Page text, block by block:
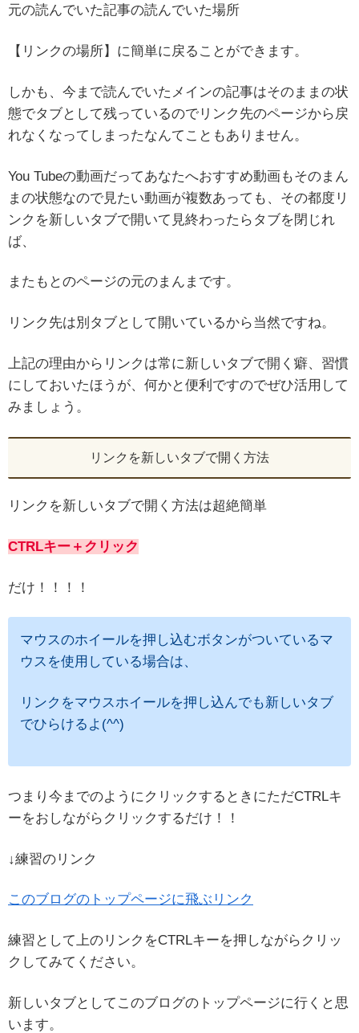
元の読んでいた記事の読んでいた場所
【リンクの場所】に簡単に戻ることができます。
しかも、今まで読んでいたメインの記事はそのままの状
態でタブとして残っているのでリンク先のページから戻
れなくなってしまったなんてこともありません。
You Tubeの動画だってあなたへおすすめ動画もそのまん
まの状態なので見たい動画が複数あっても、その都度リ
ンクを新しいタブで開いて見終わったらタブを閉じれ
ば、
またもとのページの元のまんまです。
リンク先は別タブとして開いているから当然ですね。
上記の理由からリンクは常に新しいタブで開く癖、習慣
にしておいたほうが、何かと便利ですのでぜひ活用して
みましょう。
リンクを新しいタブで開く方法
リンクを新しいタブで開く方法は超絶簡単
CTRLキー＋クリック
だけ！！！！
マウスのホイールを押し込むボタンがついているマ
ウスを使用している場合は、
リンクをマウスホイールを押し込んでも新しいタブ
でひらけるよ(^^)
つまり今までのようにクリックするときにただCTRLキ
ーをおしながらクリックするだけ！！
↓練習のリンク
このブログのトップページに飛ぶリンク
練習として上のリンクをCTRLキーを押しながらクリッ
クしてみてください。
新しいタブとしてこのブログのトップページに行くと思
います。